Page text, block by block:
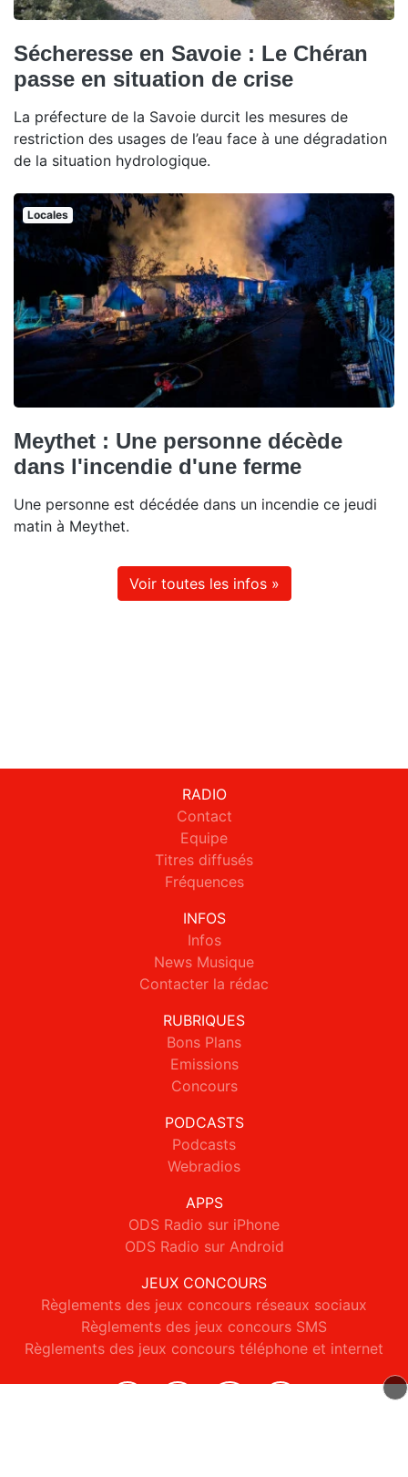
Sécheresse en Savoie : Le Chéran
passe en situation de crise
La préfecture de la Savoie durcit les mesures de
restriction des usages de l’eau face à une dégradation
de la situation hydrologique.
Locales
Meythet : Une personne décède
dans l'incendie d'une ferme
Une personne est décédée dans un incendie ce jeudi
matin à Meythet.
Voir toutes les infos »
RADIO
Contact
Equipe
Titres diffusés
Fréquences
INFOS
Infos
News Musique
Contacter la rédac
RUBRIQUES
Bons Plans
Emissions
Concours
PODCASTS
Podcasts
Webradios
APPS
ODS Radio sur iPhone
ODS Radio sur Android
JEUX CONCOURS
Règlements des jeux concours réseaux sociaux
Règlements des jeux concours SMS
Règlements des jeux concours téléphone et internet